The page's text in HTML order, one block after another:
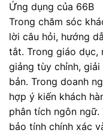
Ứng dụng của 66B
Trong chăm sóc
lời câu hỏi, hướng
tắt. Trong giáo dục,
giảng tùy chỉnh,
bản. Trong doanh
hợp ý kiến khách
phân tích ngôn
bảo tính chính xác